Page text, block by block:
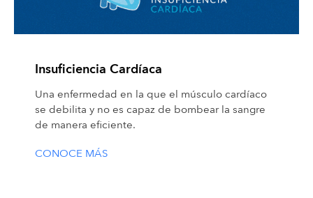
Insuficiencia Cardíaca
Una enfermedad en la que el músculo cardíaco
se debilita y no es capaz de bombear la sangre
de manera eficiente.
CONOCE MÁS